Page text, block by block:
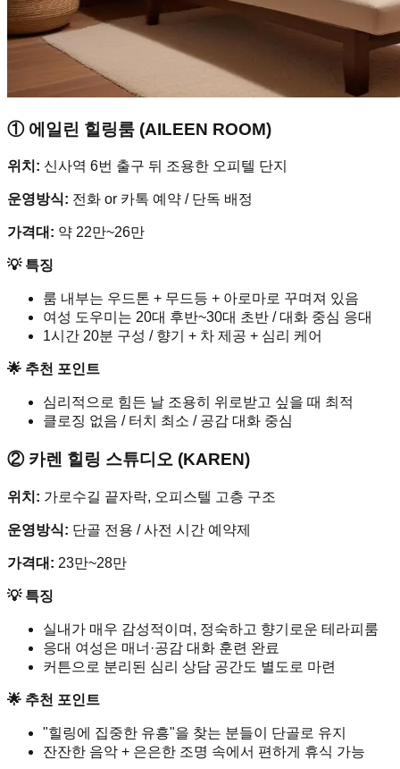
① 에일린 힐링룸 (AILEEN ROOM)
위치: 신사역 6번 출구 뒤 조용한 오피텔 단지
운영방식: 전화 or 카톡 예약 / 단독 배정
가격대: 약 22만~26만
💡 특징
룸 내부는 우드톤 + 무드등 + 아로마로 꾸며져 있음
여성 도우미는 20대 후반~30대 초반 / 대화 중심 응대
1시간 20분 구성 / 향기 + 차 제공 + 심리 케어
🌟 추천 포인트
심리적으로 힘든 날 조용히 위로받고 싶을 때 최적
클로징 없음 / 터치 최소 / 공감 대화 중심
② 카렌 힐링 스튜디오 (KAREN)
위치: 가로수길 끝자락, 오피스텔 고층 구조
운영방식: 단골 전용 / 사전 시간 예약제
가격대: 23만~28만
💡 특징
실내가 매우 감성적이며, 정숙하고 향기로운 테라피룸
응대 여성은 매너·공감 대화 훈련 완료
커튼으로 분리된 심리 상담 공간도 별도로 마련
🌟 추천 포인트
"힐링에 집중한 유흥"을 찾는 분들이 단골로 유지
잔잔한 음악 + 은은한 조명 속에서 편하게 휴식 가능